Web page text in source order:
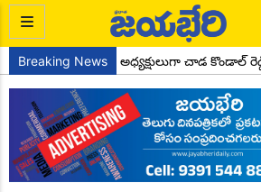
Breaking News
పార్టీ సైదాపూర్ మండల అధ్యక్షులుగా చాడ కొండాల్ రెడ్డి